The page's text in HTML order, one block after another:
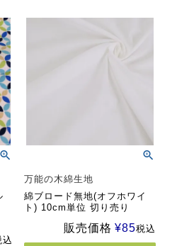
込
万能の木綿生地
綿ブロード無地(オフホワイ
ト) 10cm単位 切り売り
販売価格 ¥85税込